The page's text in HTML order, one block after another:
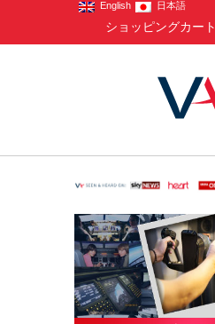
English 日本語
ショッピングカート